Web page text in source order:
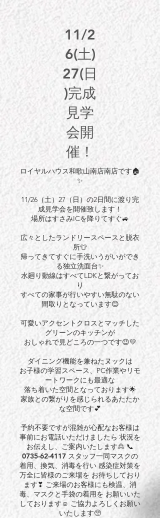
11/2
6(土)
27(日
)完成
見学
会開
催！
ロイヤルハウス和歌山南店南店です🏠
✨
11/26（土）27（日）の2日間に渡り完
成見学会を開催致します！
場所はすさみICを降りてすぐ🚙
広々としたランドリースペースと脱衣
所👕
帰ってきてすぐに手洗いうがいができ
る独立洗面台✨
水廻り動線はすべてLDKと繋がってお
り
すべての家事が行いやすい無駄のない
間取りとなっています😊
可愛いアクセントクロスとマッチした
グリーンのキッチンが
おしゃれで見どころの一つです😉💛
ダイニング機能を兼ねたヌックは
お子様の学習スペース、PC作業やリモ
ートワークにも最適な
落ち着いた空間となっております🌟
家族との繋がりを感じられるあたたか
な空間です💕
予約不要ですが混雑が心配なお客様は
事前にお電話いただけましたら 状況を
お伝えし、ご案内いたします🙎 📞
0735-62-4117 スタッフ一同マスクの
着用、換気、消毒を行い 感染症対策を
万全に皆様のご来場を お待ちしており
ます❣ ご来場のお客様にも検温、消
毒、マスクと手袋の着用を お願いいた
しております☺ ​ご協力よろしくお願い
いたします🥺